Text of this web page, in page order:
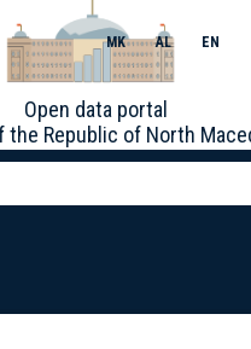
Open data portal
the Republic of North
MK AL EN